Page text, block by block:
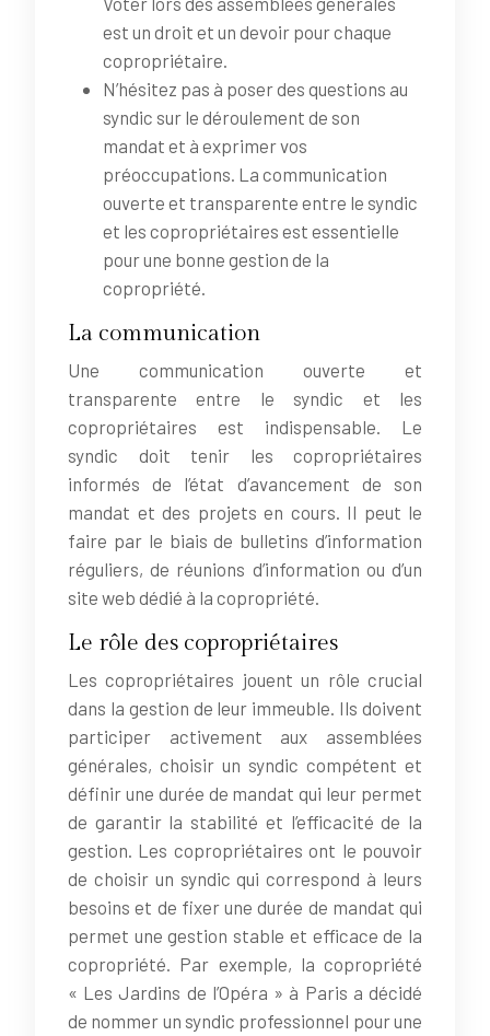
est un droit et un devoir pour chaque
copropriétaire.
N’hésitez pas à poser des questions au
syndic sur le déroulement de son
mandat et à exprimer vos
préoccupations. La communication
ouverte et transparente entre le syndic
et les copropriétaires est essentielle
pour une bonne gestion de la
copropriété.
La communication
Une communication ouverte et
transparente entre le syndic et les
copropriétaires est indispensable. Le
syndic doit tenir les copropriétaires
informés de l’état d’avancement de son
mandat et des projets en cours. Il peut le
faire par le biais de bulletins d’information
réguliers, de réunions d’information ou d’un
site web dédié à la copropriété.
Le rôle des copropriétaires
Les copropriétaires jouent un rôle crucial
dans la gestion de leur immeuble. Ils doivent
participer activement aux assemblées
générales, choisir un syndic compétent et
définir une durée de mandat qui leur permet
de garantir la stabilité et l’efficacité de la
gestion. Les copropriétaires ont le pouvoir
de choisir un syndic qui correspond à leurs
besoins et de fixer une durée de mandat qui
permet une gestion stable et efficace de la
copropriété. Par exemple, la copropriété
« Les Jardins de l’Opéra » à Paris a décidé
de nommer un syndic professionnel pour une